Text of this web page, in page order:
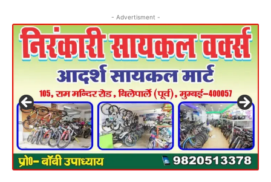
- Advertisment -